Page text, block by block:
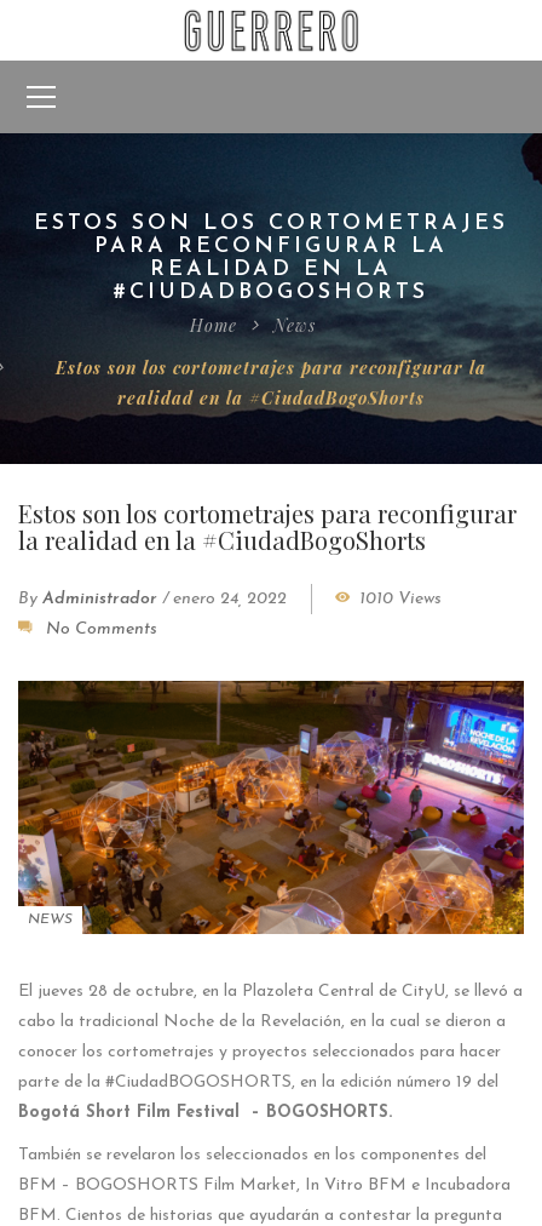
ESTOS SON LOS CORTOMETRAJES
PARA RECONFIGURAR LA
REALIDAD EN LA
#CIUDADBOGOSHORTS
Home
News
Estos son los cortometrajes para reconfigurar la
realidad en la #CiudadBogoShorts
Estos son los cortometrajes para reconfigurar
la realidad en la #CiudadBogoShorts
By Administrador /enero 24, 2022
1010 Views
No Comments
NEWS
El jueves 28 de octubre, en la Plazoleta Central de CityU, se llevó a
cabo la tradicional Noche de la Revelación, en la cual se dieron a
conocer los cortometrajes y proyectos seleccionados para hacer
parte de la #CiudadBOGOSHORTS, en la edición número 19 del
Bogotá Short Film Festival – BOGOSHORTS.
También se revelaron los seleccionados en los componentes del
BFM – BOGOSHORTS Film Market, In Vitro BFM e Incubadora
BFM. Cientos de historias que ayudarán a contestar la pregunta